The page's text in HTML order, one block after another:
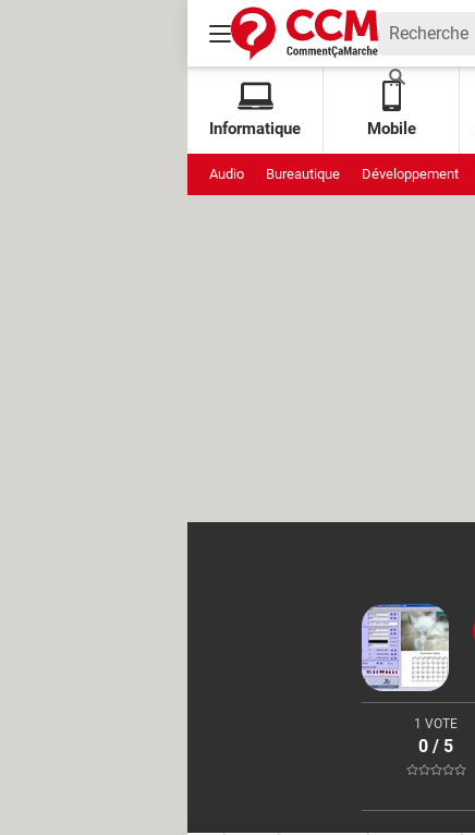
Informatique Mobile
Audio Bureautique Développement
1 VOTE
0 / 5